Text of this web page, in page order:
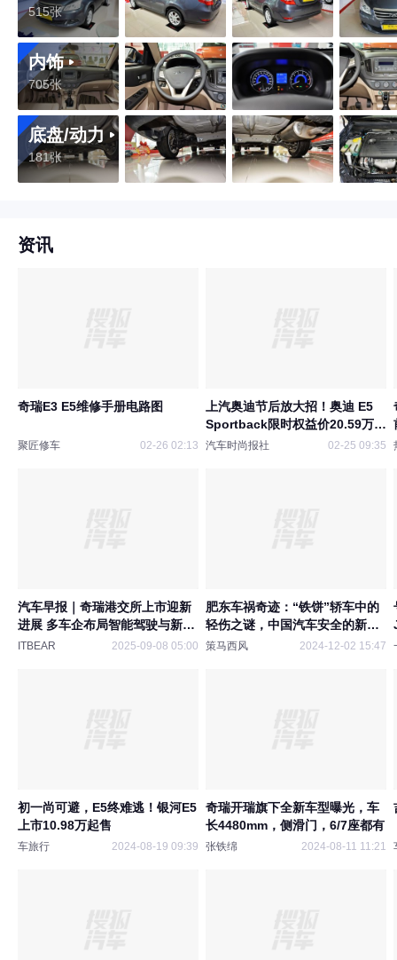
515张
内饰
705张
底盘/动力
181张
资讯
奇瑞E3 E5维修手册电路图
聚匠修车 02-26 02:13
上汽奥迪节后放大招！奥迪 E5
Sportback限时权益价20.59万元
起
汽车时尚报社 02-25 09:35
汽车早报｜奇瑞港交所上市迎新
进展 多车企布局智能驾驶与新品
发布
ITBEAR 2025-09-08 05:00
肥东车祸奇迹：“铁饼”轿车中的
轻伤之谜，中国汽车安全的新启
示
策马西风 2024-12-02 15:47
初一尚可避，E5终难逃！银河E5
上市10.98万起售
车旅行 2024-08-19 09:39
奇瑞开瑞旗下全新车型曝光，车
长4480mm，侧滑门，6/7座都有
张铁绵 2024-08-11 11:21